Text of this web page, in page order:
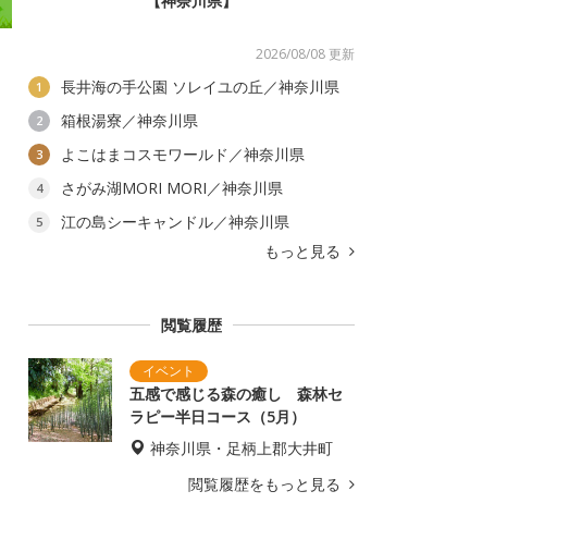
2026/08/08 更新
1 長井海の手公園 ソレイユの丘／神奈川県
2 箱根湯寮／神奈川県
3 よこはまコスモワールド／神奈川県
4 さがみ湖MORI MORI／神奈川県
5
江の島シーキャンドル／神奈川県
もっと見る
閲覧履歴
五感で感じる森の癒し 森林セ
ラピー半日コース（5月）
神奈川県・足柄上郡大井町
閲覧履歴をもっと見る